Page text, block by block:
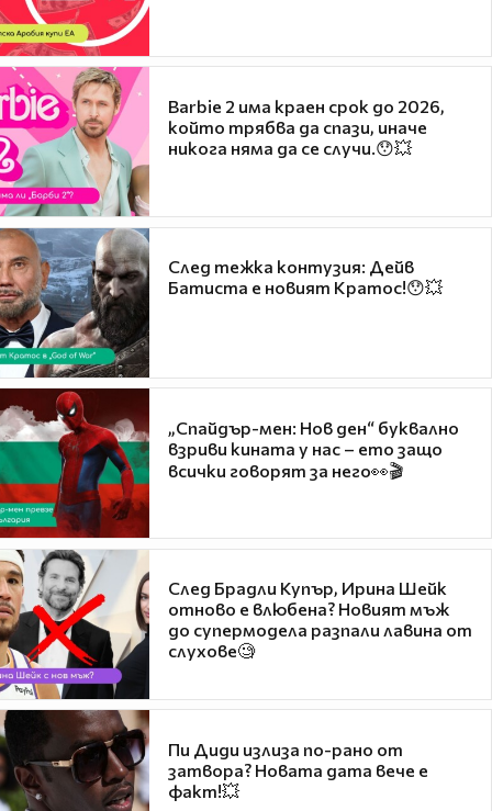
Barbie 2 има краен срок до 2026,
който трябва да спази, иначе
никога няма да се случи.😯💥
След тежка контузия: Дейв
Батиста е новият Кратос!😯💥
„Спайдър-мен: Нов ден“ буквално
взриви кината у нас – ето защо
всички говорят за него👀🎬
След Брадли Купър, Ирина Шейк
отново е влюбена? Новият мъж
до супермодела разпали лавина от
слухове🧐
Пи Диди излиза по-рано от
затвора? Новата дата вече е
факт!💥